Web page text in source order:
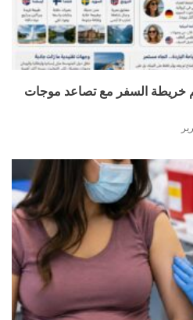
خريطة السفر مع تصاعد موجات